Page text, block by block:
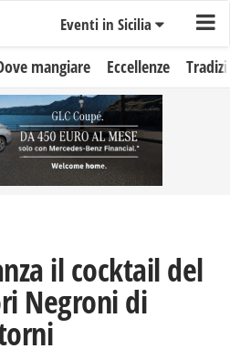
Eventi in Sicilia
mangiare Eccellenze
il cocktail del
Negroni di